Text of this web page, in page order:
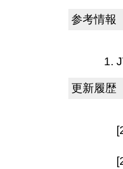
参考情報
更新履歴